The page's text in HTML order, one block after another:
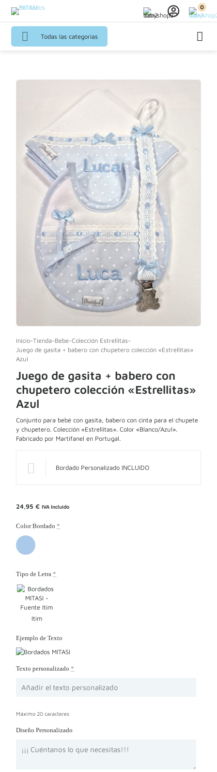
0
Todas las categorias
Inicio-Tienda-Bebe-Colección Estrellitas-
Juego de gasita + babero con chupetero colección «Estrellitas»
Azul
Juego de gasita + babero con
chupetero colección «Estrellitas»
Azul
Conjunto para bebé con gasita, babero con cinta para el chupete
y chupetero. Colección «Estrellitas». Color «Blanco/Azul».
Fabricado por Martifanel en Portugal.
Bordado Personalizado INCLUIDO
24,95 € IVA Incluido
Color Bordado *
Tipo de Letra *
Itim
Ejemplo de Texto
Texto personalizado *
Máximo 20 caracteres
Diseño Personalizado